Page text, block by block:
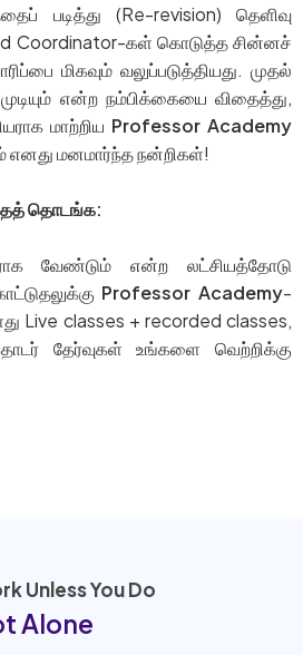
படித்து (Re-revision) தெளிவு
Coordinator-கள் கொடுத்த சின்னச்
மிகவும் வலுப்படுத்தியது. முதல்
என்ற நம்பிக்கையை விதைத்து,
மாற்றிய Professor Academy
எனது மனமார்ந்த நன்றிகள்!
தொடங்க:
வேண்டும் என்ற லட்சியத்தோடு
Professor Academy-
Live classes + recorded classes,
தேர்வுகள் உங்களை வெற்றிக்கு
Unless You Do
Alone